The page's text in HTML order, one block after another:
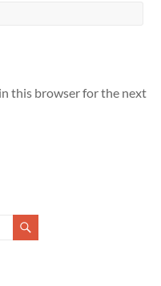
this browser for the next